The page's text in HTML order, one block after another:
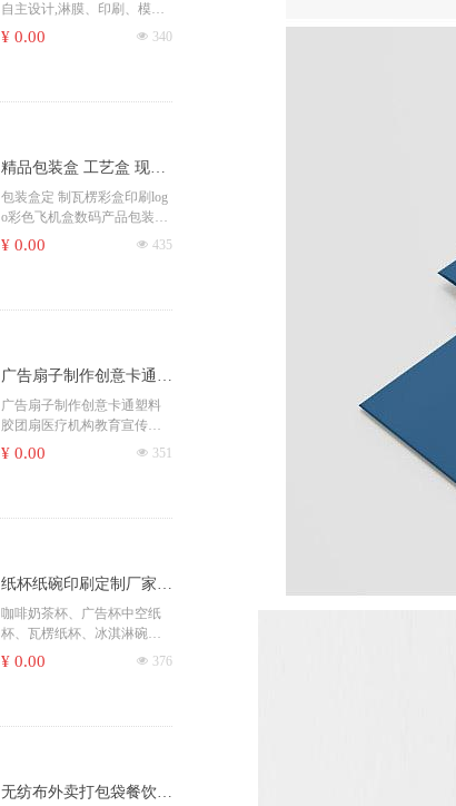
杯纸碗汤杯定制厂
自主设计,淋膜、印刷、模
切、生产、销售为一体。
为了充分满足客户的印刷定
制需求，使用了全新的自动
柔版水墨印刷机和5色胶印印
膜)
3盎司(上口52X下口36X高52)
二、食用白卡(300克+18克淋
膜)
9盎司(上口75X下口53X高85)
三、铝箔纸(210+50克铝箔)
9盎司(上口75X下口53X高85)
四、中空杯(内杯300克+260
넶 340
¥ 0.00
精品包装盒 工艺盒 现
货、定制 印刷厂家瓦楞
彩盒印刷
包装盒定 制瓦楞彩盒印刷log
o彩色飞机盒数码产品包装盒
纸盒定 做
넶 435
¥ 0.00
广告扇子制作创意卡通塑
料胶团扇医疗机构教育宣
传工艺礼品pp团扇
广告扇子制作创意卡通塑料
胶团扇医疗机构教育宣传工
艺礼品pp团扇
넶 351
¥ 0.00
纸杯纸碗印刷定制厂家
食品一次性 广告杯子 汕
头纸碟纸碗、打包盒广告
杯中空纸杯、瓦楞纸杯、
咖啡奶茶杯、广告杯中空纸
杯、瓦楞纸杯、冰淇淋碗、
纸碟纸碗、打包盒、防烫特
넶 376
¥ 0.00
无纺布外卖打包袋餐饮快